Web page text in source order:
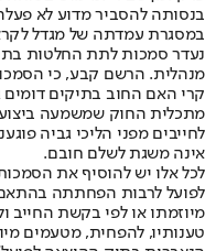
בנסותה להסביר מדוע לא
במסגרת עמדתה של מגדל
נעדר סמכות לתת החלטות
מנהלית. הרשם קבע, כי
קרי האם החוב בתיקים דומים
מתכלית החוק שמשמעה
לחייבים מפני הליכי גביה
אינה משגת לשלם חובם.
לכל אלו יש להוסיף את
לפועל לרבות הפחתתה
מיוזמתו או לפי בקשת החייב
טענותיו, להפחית, מטעמים